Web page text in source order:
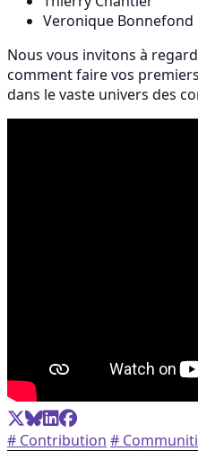
Veronique Bonnefond
Nous vous invitons à
comment faire vos
dans le vaste univers des
# Contribution #